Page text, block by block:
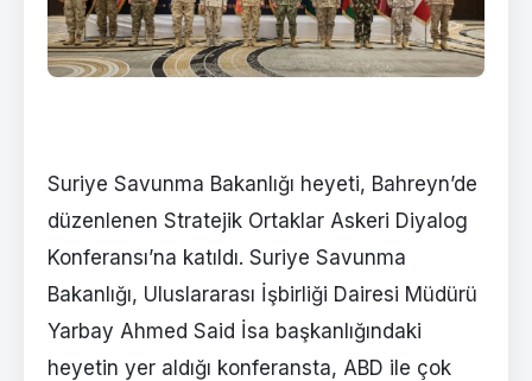
Suriye Savunma Bakanlığı heyeti, Bahreyn’de
düzenlenen Stratejik Ortaklar Askeri Diyalog
Konferansı’na katıldı. Suriye Savunma
Bakanlığı, Uluslararası İşbirliği Dairesi Müdürü
Yarbay Ahmed Said İsa başkanlığındaki
heyetin yer aldığı konferansta, ABD ile çok